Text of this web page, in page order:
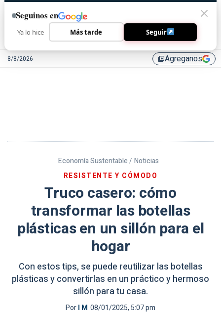
8/8/2026 library_addAgreganos
Economía Sustentable / Noticias
RESISTENTE Y CÓMODO
Truco casero: cómo
transformar las botellas
plásticas en un sillón para el
hogar
Con estos tips, se puede reutilizar las botellas
plásticas y convertirlas en un práctico y hermoso
sillón para tu casa.
PorI M 08/01/2025, 5:07 pm
Seguinos en
Ya lo hice Más tarde Seguir